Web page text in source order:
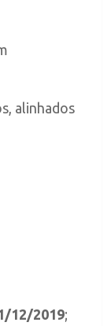
alinhados
12/2019;